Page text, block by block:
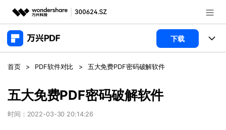
推荐产品
政企服务
新闻中心
关于万兴
下载
产品
桌面端
万兴PDF Windows版
功能
PDF新功能
商业合作
首页 > PDF软件对比 > 五大免费PDF密码破解软件
五大免费PDF密码破解软件
时间：2022-03-30 20:14:26